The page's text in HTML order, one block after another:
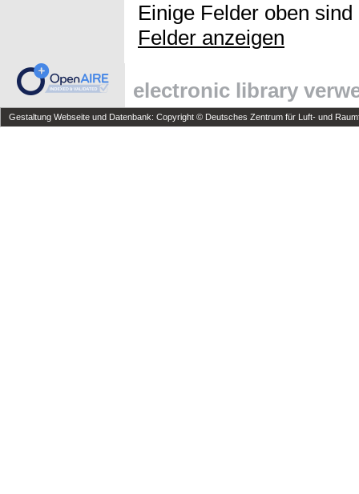
Einige Felder oben
Felder anzeigen
electronic library
Gestaltung Webseite und Datenbank: Copyright © Deutsches Zentrum für Luft- und